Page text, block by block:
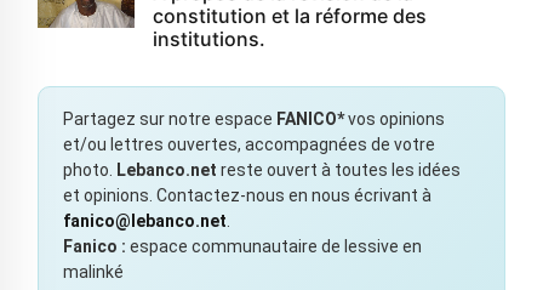
constitution et la réforme des
institutions.
Partagez sur notre espace FANICO*vos opinions
et/ou lettres ouvertes, accompagnées de votre
photo.
Lebanco.net reste ouvert à toutes les idées
et opinions. Contactez-nous en nous écrivant à
fanico@lebanco.net
Fanico : espace communautaire de lessive en
malinké